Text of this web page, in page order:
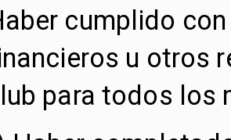
cumplido
u otros
para todos los